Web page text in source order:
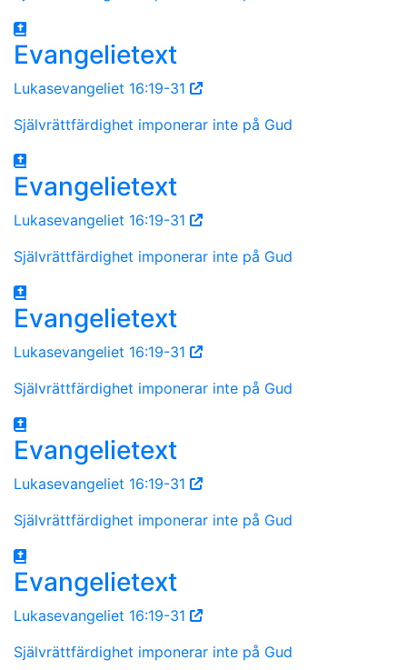
Evangelietext
Lukasevangeliet 16:19-31
Självrättfärdighet imponerar inte på Gud
Evangelietext
Lukasevangeliet 16:19-31
Självrättfärdighet imponerar inte på Gud
Evangelietext
Lukasevangeliet 16:19-31
Självrättfärdighet imponerar inte på Gud
Evangelietext
Lukasevangeliet 16:19-31
Självrättfärdighet imponerar inte på Gud
Evangelietext
Lukasevangeliet 16:19-31
Självrättfärdighet imponerar inte på Gud